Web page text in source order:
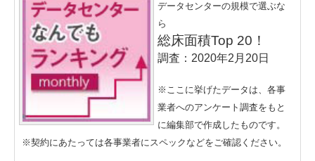
データセンターの規模で選ぶな
ら
総床面積Top 20！
調査：2020年2月20日
※ここに挙げたデータは、各事
業者へのアンケート調査をもと
に編集部で作成したものです。
※契約にあたっては各事業者にスペックなどをご確認ください。